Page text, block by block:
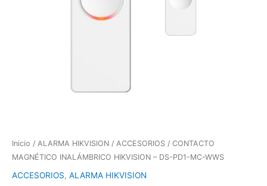
Inicio / ALARMA HIKVISION / ACCESORIOS / CONTACTO
MAGNÉTICO INALÁMBRICO HIKVISION – DS-PD1-MC-WWS
ACCESORIOS, ALARMA HIKVISION